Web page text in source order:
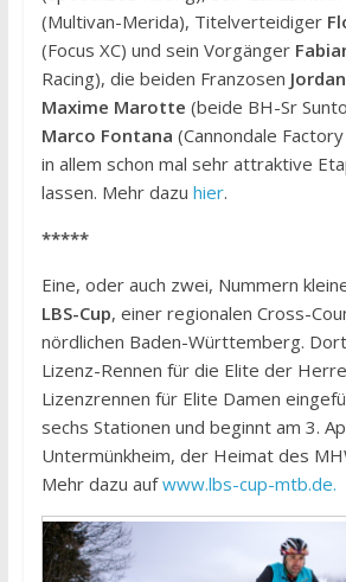
(Multivan-Merida), Titelverteidiger
(Focus XC) und sein Vorgänger
Racing), die beiden Franzosen
Maxime Marotte (beide BH-Sr
Marco Fontana (Cannondale
in allem schon mal sehr attraktive
lassen. Mehr dazu hier.
*****
Eine, oder auch zwei, Nummern
LBS-Cup, einer regionalen Cross-
nördlichen Baden-Württemberg.
Lizenz-Rennen für die Elite der
Lizenzrennen für Elite Damen
sechs Stationen und beginnt am 3.
Untermünkheim, der Heimat des
Mehr dazu aufwww.lbs-cup-mtb.de.